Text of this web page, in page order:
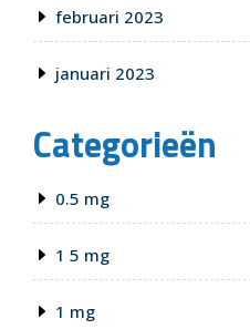
februari 2023
januari 2023
Categorieën
0.5 mg
1 5 mg
1 mg